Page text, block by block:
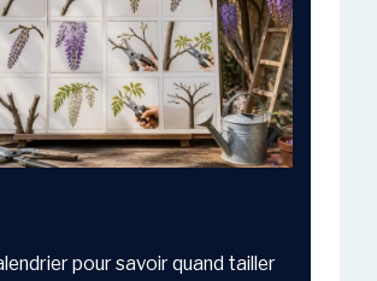
pour savoir quand tailler